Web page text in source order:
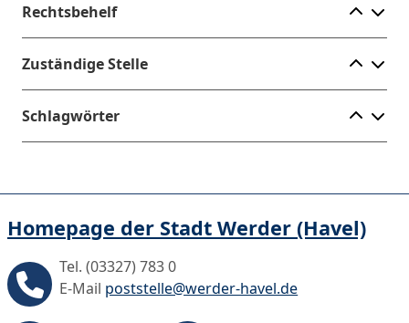
Rechtsbehelf
Zuständige Stelle
Schlagwörter
Homepage der Stadt Werder (Havel)
Tel. (03327) 783 0
E-Mail poststelle@werder-havel.de